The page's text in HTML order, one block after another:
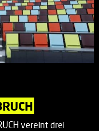
vereint drei